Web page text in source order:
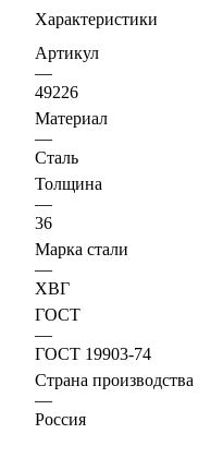
Характеристики
Артикул
—
49226
Материал
—
Сталь
Толщина
—
36
Марка стали
—
ХВГ
ГОСТ
—
ГОСТ 19903-74
Страна производства
—
Россия